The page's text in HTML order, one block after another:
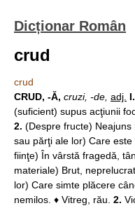
Dicționar Român
crud
crud
CRUD, -Ă, cruzi, -de, adj.
(suficient) supus acţiunii
2. (Despre fructe)
sau părţi ale lor) Care
fiinţe) În vârstă fragedă,
materiale) Brut, neprelucrat.
lor) Care simte plăcere
nemilos. ♦ Vitreg, rău. 2.